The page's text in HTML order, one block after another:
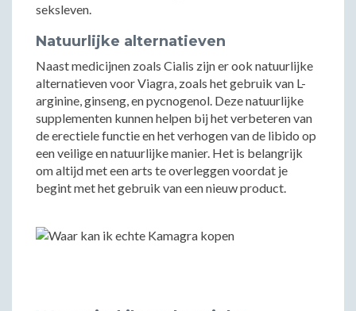
seksleven.
Natuurlijke alternatieven
Naast medicijnen zoals Cialis zijn er ook natuurlijke
alternatieven voor Viagra, zoals het gebruik van L-
arginine, ginseng, en pycnogenol. Deze natuurlijke
supplementen kunnen helpen bij het verbeteren van
de erectiele functie en het verhogen van de libido op
een veilige en natuurlijke manier. Het is belangrijk
om altijd met een arts te overleggen voordat je
begint met het gebruik van een nieuw product.